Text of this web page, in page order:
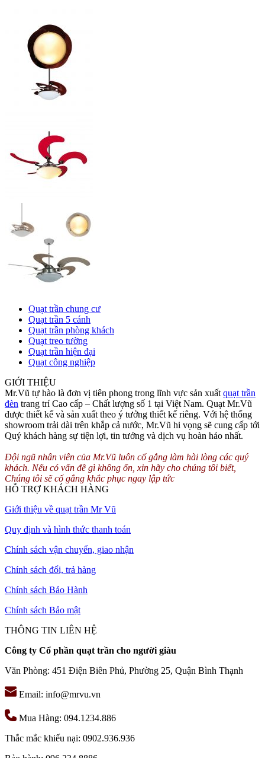
Quạt trần chung cư
Quạt trần 5 cánh
Quạt trần phòng khách
Quạt treo tường
Quạt trần hiện đại
Quạt công nghiệp
GIỚI THIỆU
Mr.Vũ tự hào là đơn vị tiên phong trong lĩnh vực sản xuấtquạt trần
đèn trang trí Cao cấp – Chất lượng số 1 tại Việt Nam. Quạt Mr.Vũ
được thiết kế và sản xuất theo ý tưởng thiết kế riêng. Với hệ thống
showroom trải dài trên khắp cả nước, Mr.Vũ hi vọng sẽ cung cấp tới
Quý khách hàng sự tiện lợi, tin tưởng và dịch vụ hoàn hảo nhất.
Đội ngũ nhân viên của Mr.Vũ luôn cố gắng làm hài lòng các quý
khách. Nếu có vấn đề gì không ổn, xin hãy cho chúng tôi biết,
Chúng tôi sẽ cố gắng khắc phục ngay lập tức
HỖ TRỢ KHÁCH HÀNG
Giới thiệu về quạt trần Mr Vũ
Quy định và hình thức thanh toán
Chính sách vận chuyển, giao nhận
Chính sách đổi, trả hàng
Chính sách Bảo Hành
Chính sách Bảo mật
THÔNG TIN LIÊN HỆ
Công ty Cổ phần quạt trần cho người giàu
Văn Phòng: 451 Điện Biên Phủ, Phường 25, Quận Bình Thạnh
Email: info@mrvu.vn
Mua Hàng: 094.1234.886
Thắc mắc khiếu nại: 0902.936.936